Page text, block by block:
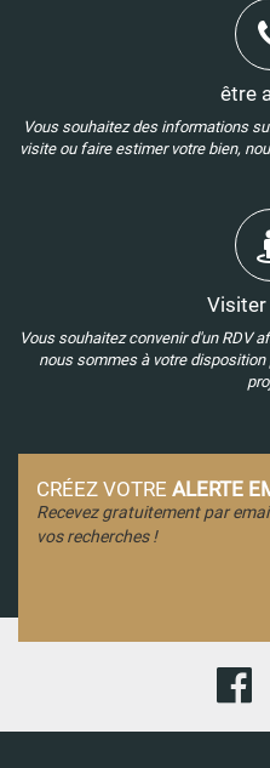
être
Vous souhaitez des informations
visite ou faire estimer votre bien,
Visiter
Vous souhaitez convenir d'un RDV
nous sommes à votre
CRÉEZ VOTRE ALERTE
Recevez gratuitement par
vos recherches !